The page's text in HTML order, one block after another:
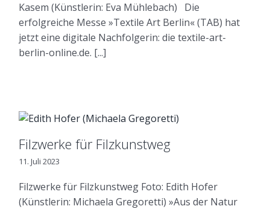
Kasem (Künstlerin: Eva Mühlebach) Die
erfolgreiche Messe »Textile Art Berlin« (TAB) hat
jetzt eine digitale Nachfolgerin: die textile-art-
berlin-online.de. [...]
Filzwerke für Filzkunstweg
11. Juli 2023
Filzwerke für Filzkunstweg Foto: Edith Hofer
(Künstlerin: Michaela Gregoretti) »Aus der Natur